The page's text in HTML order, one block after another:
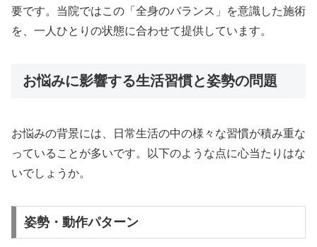
要です。当院ではこの「全身のバランス」を意識した施術
を、一人ひとりの状態に合わせて提供しています。
お悩みに影響する生活習慣と姿勢の問題
お悩みの背景には、日常生活の中の様々な習慣が積み重な
っていることが多いです。以下のような点に心当たりはな
いでしょうか。
姿勢・動作パターン